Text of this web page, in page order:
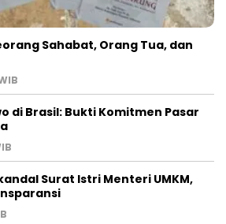
Sahabat, Orang Tua, dan
di Brasil: Bukti Komitmen Pasar
Surat Istri Menteri UMKM,